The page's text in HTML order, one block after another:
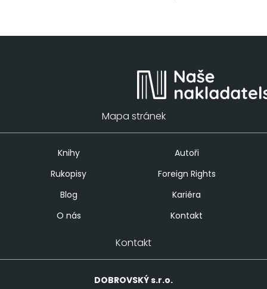
Mapa stránek
Knihy
Autoři
Rukopisy
Foreign Rights
Blog
Kariéra
O nás
Kontakt
Kontakt
DOBROVSKÝs.r.o.